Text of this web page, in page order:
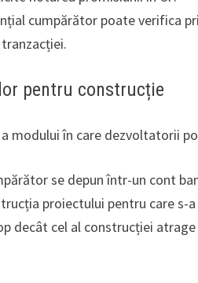
cumpărător poate verifica
pentru construcție
modului în care dezvoltatorii
se depun într-un cont
proiectului pentru care s-
decât cel al construcției